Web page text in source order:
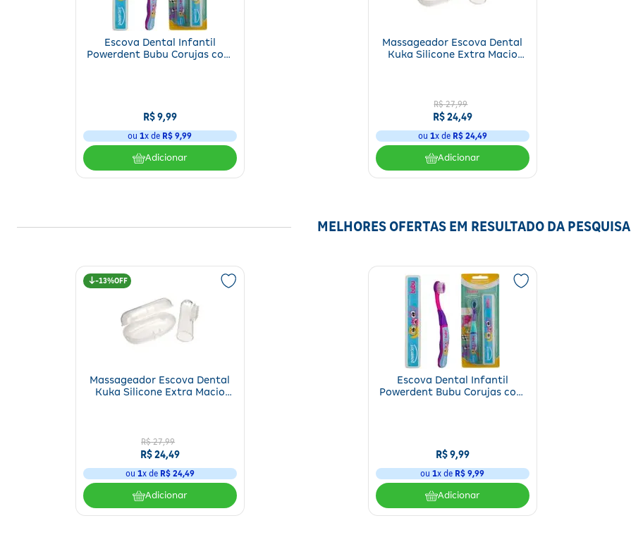
Escova Dental Infantil
Powerdent Bubu Corujas com
R$9,99
ou1x de R$ 9,99
Adicionar
Massageador Escova Dental
Kuka Silicone Extra Macio
R$ 27,99
R$24,49
ou 1x de R$ 24,49
Adicionar
MELHORES OFERTAS EM RESULTADO DA PESQUISA
13%
Massageador Escova Dental
Kuka Silicone Extra Macio
R$ 27,99
R$24,49
ou 1x de R$ 24,49
Adicionar
Escova Dental Infantil
Powerdent Bubu Corujas com
R$9,99
ou1x de R$ 9,99
Adicionar